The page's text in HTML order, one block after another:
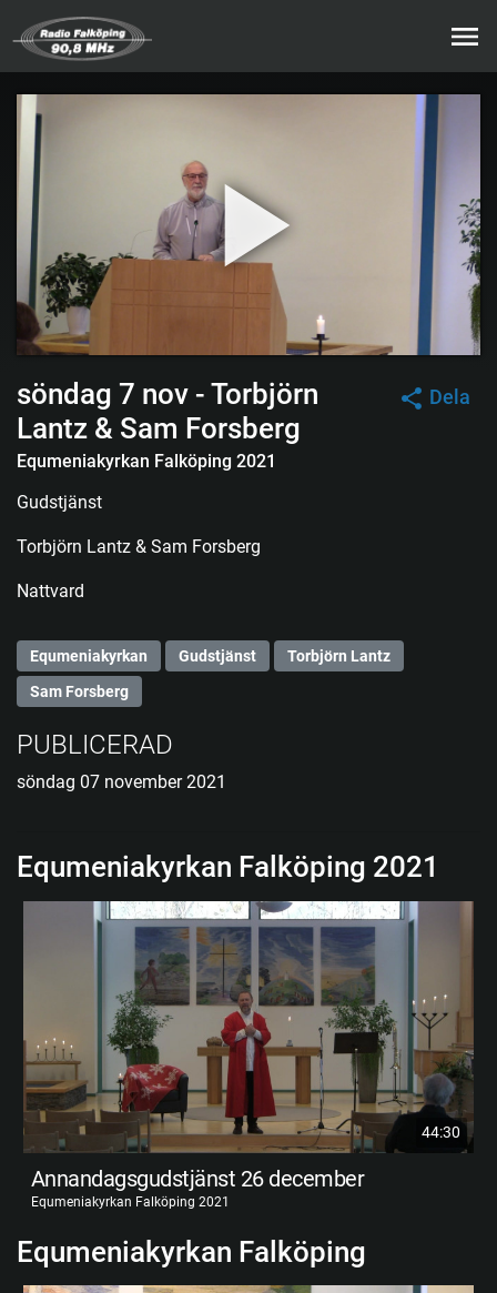
Dela
söndag 7 nov - Torbjörn
Lantz & Sam Forsberg
Equmeniakyrkan Falköping 2021
Gudstjänst
Torbjörn Lantz & Sam Forsberg
Nattvard
Equmeniakyrkan Gudstjänst
Torbjörn Lantz
Sam Forsberg
PUBLICERAD
söndag 07 november 2021
Equmeniakyrkan Falköping 2021
44:30
Annandagsgudstjänst 26 december
Equmeniakyrkan Falköping 2021
Equmeniakyrkan Falköping